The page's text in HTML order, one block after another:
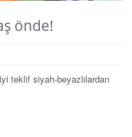
önde!
teklif siyah-beyazlılardan